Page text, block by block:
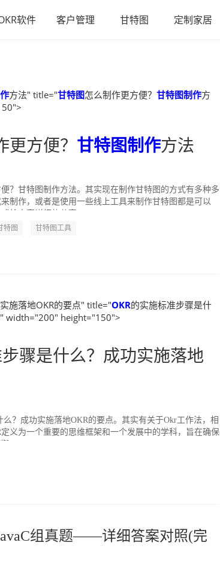
软件 客户管理 甘特图 定制家居
方法" title="甘特图怎么制作更方便？ 甘特图制作方
更方便？ 甘特图制作方法
？甘特图制作方法。其实现在制作甘特图的方式有多种多
制作，或者是使用一些线上工具来制作甘特图都是可以
特图 甘特图工具
施落地OKR的要点" title="OKR的实施标准步骤是什
" width="200" height="150">
骤是什么？成功实施落地
？成功实施落地OKR的要点。其实有关于Okr工作法，相
义为一个重要的思维框架和一个发展中的学科，旨在确保
组真题——详细答案对照(完